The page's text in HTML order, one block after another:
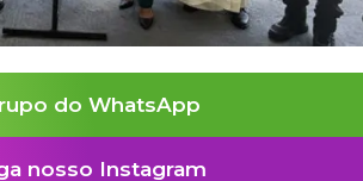
do WhatsApp
nosso Instagram